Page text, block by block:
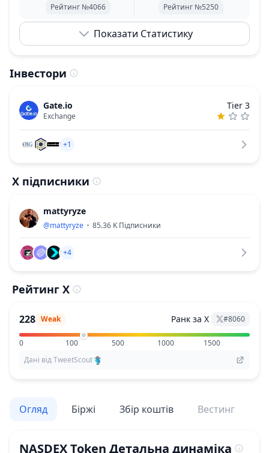
Рейтинг №4066 Рейтинг №5250
Показати Статистику
Інвестори
Gate.io
Exchange
Tier 3
+1
X підписники
mattyryze
@mattyryze 85.36 K Підписники
+4
Рейтинг X
228 Weak Ранк за X #8060
0 100 500 1000
1500
Дані від TweetScout
Огляд Біржі Збір коштів Вестинг
NASDEX Token Детальна динаміка